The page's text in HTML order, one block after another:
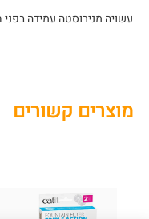
עשויה מנירוסטה עמידה בפני
מוצרים קשורים